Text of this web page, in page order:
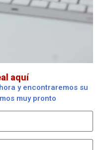
aquí
y encontraremos su
muy pronto